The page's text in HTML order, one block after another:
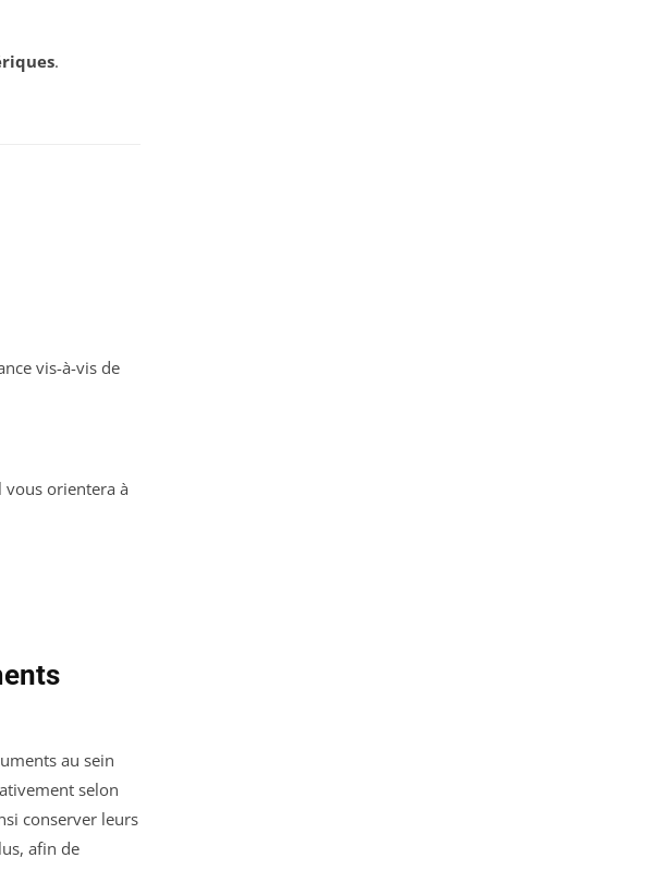
.
vis-à-vis de
vous orientera à
au sein
selon
conserver leurs
afin de